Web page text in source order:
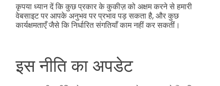
कृपया ध्यान दें कि कुछ प्रकार के कुकीज़ को अक्षम करने से हमारी
वेबसाइट पर आपके अनुभव पर प्रभाव पड़ सकता है, और कुछ
कार्यक्षमताएँ जैसे कि निर्धारित संगतियाँ काम नहीं कर सकतीं।
इस नीति का अपडेट